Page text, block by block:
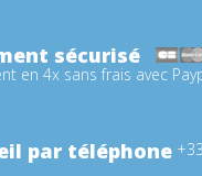
sécurisé
en 4x sans frais avec
par téléphone